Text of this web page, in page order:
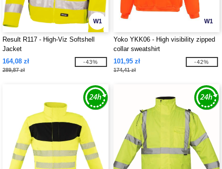
W1
Result R117 - High-Viz Softshell
Jacket
164,08 zł
289,87 zł
-43%
W1
Yoko YKK06 - High visibility zipped
collar sweatshirt
101,95 zł
174,41 zł
-42%